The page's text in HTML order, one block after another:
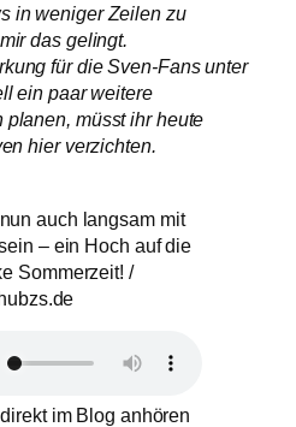
in weniger Zeilen zu
das gelingt.
für die Sven-Fans unter
ein paar weitere
müsst ihr heute
hier verzichten.
auch langsam mit
– ein Hoch auf die
Sommerzeit! /
im Blog anhören